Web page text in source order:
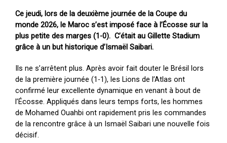
Ce jeudi, lors de la deuxième journée de la Coupe du
monde 2026, le Maroc s’est imposé face à l’Écosse sur la
plus petite des marges (1-0). C’était au Gillette Stadium
grâce à un but historique d’Ismaël Saibari.
Ils ne s’arrêtent plus. Après avoir fait douter le Brésil lors
de la première journée (1-1), les Lions de l’Atlas ont
confirmé leur excellente dynamique en venant à bout de
l’Écosse. Appliqués dans leurs temps forts, les hommes
de Mohamed Ouahbi ont rapidement pris les commandes
de la rencontre grâce à un Ismaël Saibari une nouvelle fois
décisif.